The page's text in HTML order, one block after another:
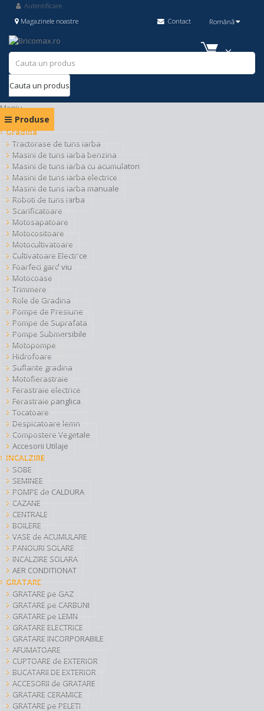
Autentificare
Română
Contact
Magazinele noastre
Cauta un produs
Meniu
Produse
Gradina
Tractorase de tuns iarba
Masini de tuns iarba benzina
Masini de tuns iarba cu acumulatori
Masini de tuns iarba electrice
Masini de tuns iarba manuale
Roboti de tuns iarba
Scarificatoare
Motosapatoare
Motocositoare
Motocultivatoare
Cultivatoare Electrice
Foarfeci gard viu
Motocoase
Trimmere
Role de Gradina
Pompe de Presiune
Pompe de Suprafata
Pompe Submersibile
Motopompe
Hidrofoare
Suflante gradina
Motofierastraie
Ferastraie electrice
Ferastraie panglica
Tocatoare
Despicatoare lemn
Compostere Vegetale
Accesorii Utilaje
INCALZIRE
SOBE
SEMINEE
POMPE de CALDURA
CAZANE
CENTRALE
BOILERE
VASE de ACUMULARE
PANOURI SOLARE
INCALZIRE SOLARA
AER CONDITIONAT
GRATARE
GRATARE pe GAZ
GRATARE pe CARBUNI
GRATARE pe LEMN
GRATARE ELECTRICE
GRATARE INCORPORABILE
AFUMATOARE
CUPTOARE de EXTERIOR
BUCATARII DE EXTERIOR
ACCESORII de GRATARE
GRATARE CERAMICE
GRATARE pe PELETI